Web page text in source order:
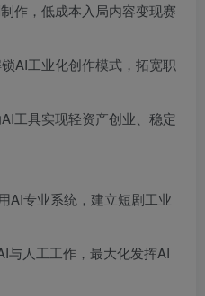
作，低成本入局内容变现赛
AI工业化创作模式，拓宽职
工具实现轻资产创业、稳定
AI专业系统，建立短剧工业
与人工工作，最大化发挥AI